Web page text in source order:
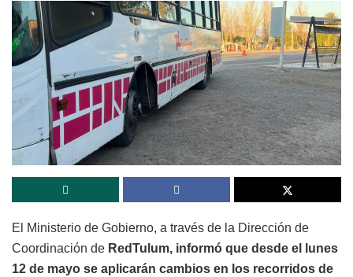
El Ministerio de Gobierno, a través de la Dirección de
Coordinación de RedTulum, informó que desde el lunes
12 de mayo se aplicarán cambios en los recorridos de